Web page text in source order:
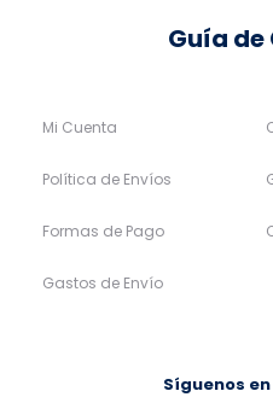
Guía
Mi Cuenta
Política de Envíos
Formas de Pago
Gastos de Envío
Síguenos